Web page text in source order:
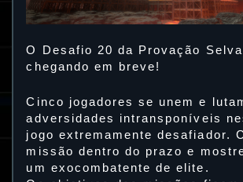
O Desafio 20 da Provação
chegando em breve!
Cinco jogadores se unem e
adversidades intransponíveis
jogo extremamente desafiador.
missão dentro do prazo e
um exocombatente de elite.